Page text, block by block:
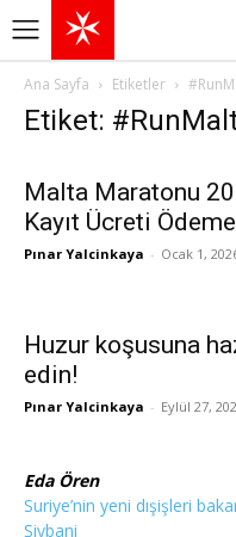
Ana Sayfa Etiketler
Etiket:
Malta Maratonu
Kayıt Ücreti
Pınar Yalcinkaya - Ocak 1,
Huzur koşusuna
edin!
Pınar Yalcinkaya - Eylül 27,
Eda Ören
Suriye’nin yeni dışişleri
Şiybani